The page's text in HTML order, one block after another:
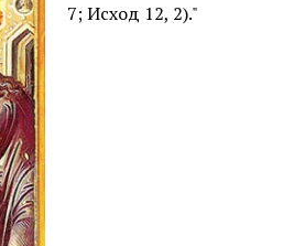
7; Исход 12, 2)."